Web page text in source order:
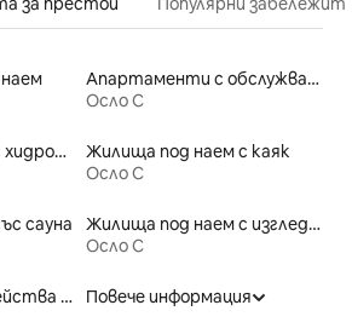
Апартаменти с обслужване под наем
Осло С
Жилища под наем с хидромасажна вана
Жилища под наем с каяк
Осло С
сауна
Жилища под наем с изглед към плажа
Осло С
Подходящи за семейства места под наем
Повече информация